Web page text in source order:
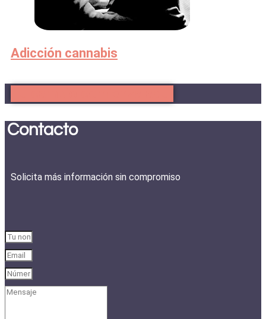
Adicción cannabis
Contacto
Solicita más información sin compromiso